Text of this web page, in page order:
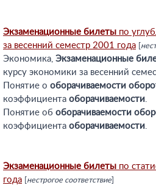
Экзаменационные билеты по
за весенний семестр 2001 года
Экономика, Экзаменационные
курсу экономики за весенний
Понятие о оборачиваемости
коэффициента оборачиваемости.
Понятие об оборачиваемости
коэффициента оборачиваемости.
Экзаменационные билеты по
года
нестрогое соответствие